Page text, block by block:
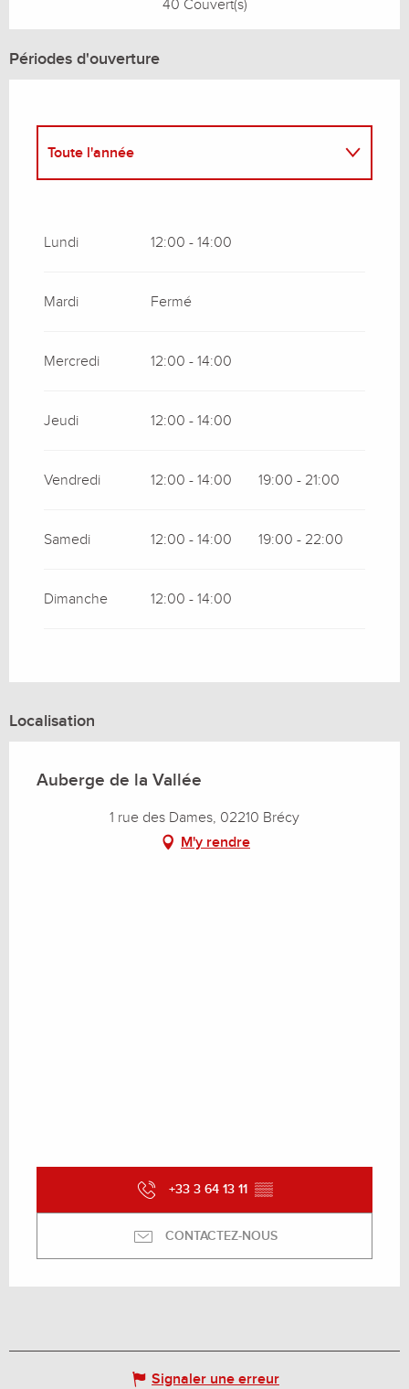
40 Couvert(s)
Périodes d'ouverture
Toute l'année
Lundi
12:00 - 14:00
Mardi Fermé
Mercredi 12:00 - 14:00
Jeudi 12:00 - 14:00
Vendredi 12:00 - 14:00 19:00 - 21:00
Samedi 12:00 - 14:00 19:00 - 22:00
Dimanche 12:00 - 14:00
Localisation
Auberge de la Vallée
1 rue des Dames, 02210 Brécy
M'y rendre
+33 3 64 13 11 ▒▒
CONTACTEZ-NOUS
Signaler une erreur